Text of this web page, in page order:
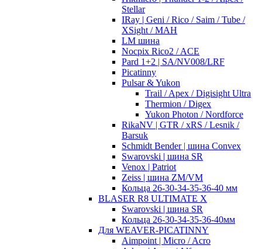
Stellar
IRay | Geni / Rico / Saim / Tube /
XSight / MAH
LM шина
Nocpix Rico2 / ACE
Pard 1+2 | SA/NV008/LRF
Picatinny
Pulsar & Yukon
Trail / Apex / Digisight Ultra
Thermion / Digex
Yukon Photon / Nordforce
RikaNV | GTR / xRS / Lesnik /
Barsuk
Schmidt Bender | шина Convex
Swarovski | шина SR
Venox | Patriot
Zeiss | шина ZM/VM
Кольца 26-30-34-35-36-40 мм
BLASER R8 ULTIMATE X
Swarovski | шина SR
Кольца 26-30-34-35-36-40мм
Для WEAVER-PICATINNY
Aimpoint | Micro / Acro